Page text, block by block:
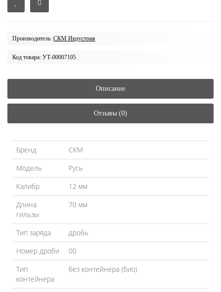
Производитель: СКМ Индустрия
Код товара: УТ-00007105
Описание
Отзывы (0)
Бренд
СКМ
Модель
Русь
Калибр
12 мм
Длина
гильзы
70 мм
Тип заряда
дробь
Номер дроби
00
Тип
контейнера
без контейнера (био)